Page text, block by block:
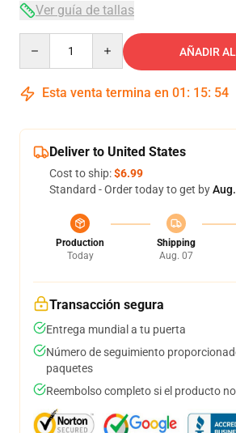
Ver guía de tallas
AÑADIR
Esta venta termina en 01 : 15: 54
Deliver to United States
Cost to ship:$6.99
Standard - Order today to get by
Production
Today
Shipping
Aug. 07
Transacción segura
Entrega mundial a tu puerta
Número de seguimiento
paquetes
Reembolso completo si el producto